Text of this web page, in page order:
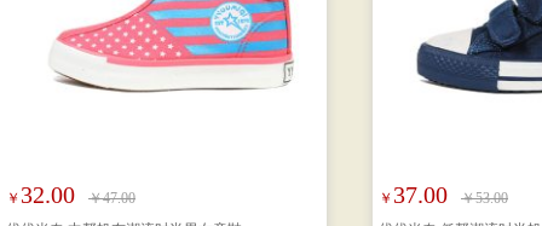
￥ 32.00
￥47.00
￥ 37.00
￥53.00